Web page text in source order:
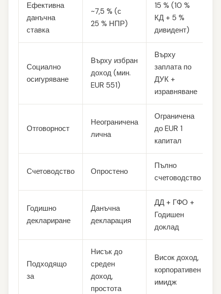
Ефективна
данъчна
ставка
~7,5 % (с
25 % НПР)
15 % (10 %
КД + 5 %
дивидент)
Социално
осигуряване
Върху избран
доход (мин.
EUR 551)
Върху
заплата по
ДУК +
изравняване
Отговорност
Неограничена
лична
Ограничена
до EUR 1
капитал
Счетоводство Опростено
Пълно
счетоводство
Годишно
деклариране
Данъчна
декларация
ДД + ГФО +
Годишен
доклад
Подходящо
за
Нисък до
среден
доход,
простота
Висок доход,
корпоративен
имидж